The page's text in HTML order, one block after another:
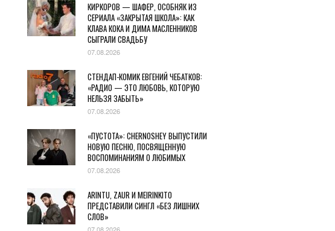
КИРКОРОВ — ШАФЕР, ОСОБНЯК ИЗ
СЕРИАЛА «ЗАКРЫТАЯ ШКОЛА»: КАК
КЛАВА КОКА И ДИМА МАСЛЕННИКОВ
СЫГРАЛИ СВАДЬБУ
07.08.2026
СТЕНДАП-КОМИК ЕВГЕНИЙ ЧЕБАТКОВ:
«РАДИО — ЭТО ЛЮБОВЬ, КОТОРУЮ
НЕЛЬЗЯ ЗАБЫТЬ»
07.08.2026
«ПУСТОТА»: CHERNOSHEY ВЫПУСТИЛИ
НОВУЮ ПЕСНЮ, ПОСВЯЩЕННУЮ
ВОСПОМИНАНИЯМ О ЛЮБИМЫХ
07.08.2026
ARINTU, ZAUR И MEIRINKITO
ПРЕДСТАВИЛИ СИНГЛ «БЕЗ ЛИШНИХ
СЛОВ»